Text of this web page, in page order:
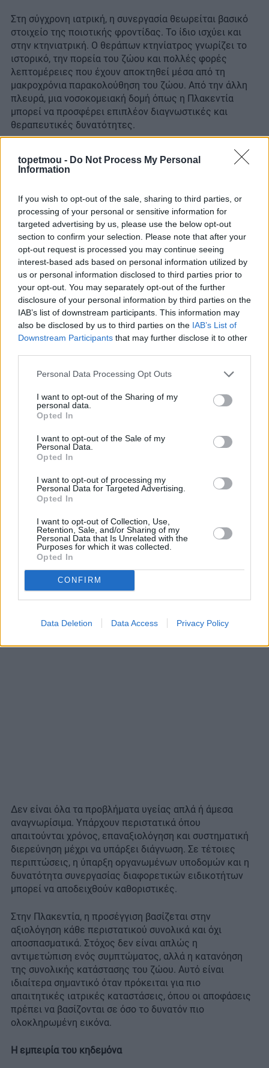
topetmou - Do Not Process My Personal
Information
If you wish to opt-out of the sale, sharing to third parties, or
processing of your personal or sensitive information for
targeted advertising by us, please use the below opt-out
section to confirm your selection. Please note that after your
opt-out request is processed you may continue seeing
interest-based ads based on personal information utilized by
us or personal information disclosed to third parties prior to
your opt-out. You may separately opt-out of the further
disclosure of your personal information by third parties on the
IAB’s list of downstream participants. This information may
also be disclosed by us to third parties on the IAB’s List of
Downstream Participants that may further disclose it to other
Personal Data Processing Opt Outs
I want to opt-out of the Sharing of my
personal data.
Opted In
I want to opt-out of the Sale of my
Personal Data.
Opted In
I want to opt-out of processing my
Personal Data for Targeted Advertising.
Opted In
I want to opt-out of Collection, Use,
Retention, Sale, and/or Sharing of my
Personal Data that Is Unrelated with the
Purposes for which it was collected.
Opted In
CONFIRM
Data Deletion Data Access Privacy Policy
Στη σύγχρονη ιατρική, η συνεργασία θεωρείται βασικό
στοιχείο της ποιοτικής φροντίδας. Το ίδιο ισχύει και
στην κτηνιατρική. Ο θεράπων κτηνίατρος γνωρίζει το
ιστορικό, την πορεία του ζώου και πολλές φορές
λεπτομέρειες που έχουν αποκτηθεί μέσα από τη
μακροχρόνια παρακολούθηση του ζώου. Από την άλλη
πλευρά, μια νοσοκομειακή δομή όπως η Πλακεντία
μπορεί να προσφέρει επιπλέον διαγνωστικές και
θεραπευτικές δυνατότητες.
δημιουργείται μια πιο ολοκληρωμένη προσέγγιση γύρω
συμβάλλουν σε πιο τεκμηριωμένες αποφάσεις και πιο
οργανωμένη διαχείριση.
Σύνθετα περιστατικά και εξειδικευμένη διερεύνηση
Δεν είναι όλα τα προβλήματα υγείας απλά ή άμεσα
αναγνωρίσιμα. Υπάρχουν περιστατικά όπου
απαιτούνται χρόνος, επαναξιολόγηση και συστηματική
διερεύνηση μέχρι να υπάρξει διάγνωση. Σε τέτοιες
περιπτώσεις, η ύπαρξη οργανωμένων υποδομών και η
δυνατότητα συνεργασίας διαφορετικών ειδικοτήτων
μπορεί να αποδειχθούν καθοριστικές.
Στην Πλακεντία, η προσέγγιση βασίζεται στην
αξιολόγηση κάθε περιστατικού συνολικά και όχι
αποσπασματικά. Στόχος δεν είναι απλώς η
αντιμετώπιση ενός συμπτώματος, αλλά η κατανόηση
της συνολικής κατάστασης του ζώου. Αυτό είναι
ιδιαίτερα σημαντικό όταν πρόκειται για πιο
απαιτητικές ιατρικές καταστάσεις, όπου οι αποφάσεις
πρέπει να βασίζονται σε όσο το δυνατόν πιο
ολοκληρωμένη εικόνα.
Η εμπειρία του κηδεμόνα